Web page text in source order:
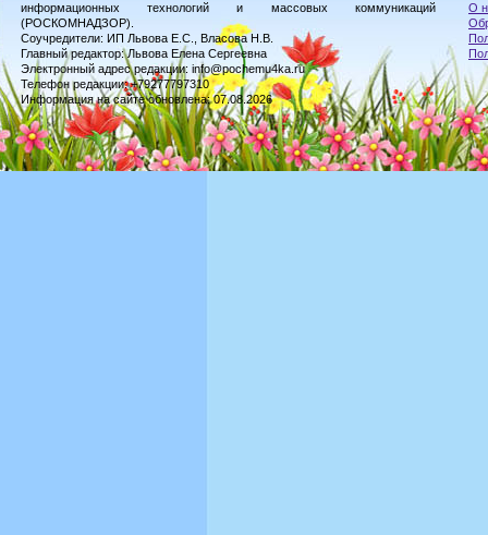
информационных технологий и массовых коммуникаций
(РОСКОМНАДЗОР).
Соучредители: ИП Львова Е.С., Власова Н.В.
Главный редактор: Львова Елена Сергеевна
Электронный адрес редакции: info@pochemu4ka.ru
Телефон редакции: +79277797310
Информация на сайте обновлена: 07.08.2026
О